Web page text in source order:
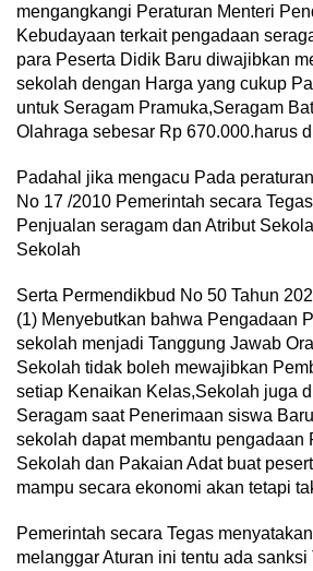
mengangkangi Peraturan Menteri
Kebudayaan terkait pengadaan
para Peserta Didik Baru diwajibkan
sekolah dengan Harga yang cukup
untuk Seragam Pramuka,Seragam
Olahraga sebesar Rp 670.000.harus
Padahal jika mengacu Pada
No 17 /2010 Pemerintah secara
Penjualan seragam dan Atribut
Sekolah
Serta Permendikbud No 50 Tahun
(1) Menyebutkan bahwa Pengadaan
sekolah menjadi Tanggung Jawab
Sekolah tidak boleh mewajibkan
setiap Kenaikan Kelas,Sekolah juga
Seragam saat Penerimaan siswa
sekolah dapat membantu pengadaan
Sekolah dan Pakaian Adat buat
mampu secara ekonomi akan tetapi
Pemerintah secara Tegas
melanggar Aturan ini tentu ada sanksi